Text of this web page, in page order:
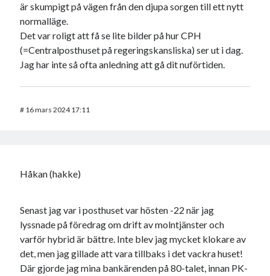
är skumpigt på vägen från den djupa sorgen till ett nytt
normalläge.
Det var roligt att få se lite bilder på hur CPH
(=Centralposthuset på regeringskansliska) ser ut i dag.
Jag har inte så ofta anledning att gå dit nuförtiden.
# 16 mars 2024 17:11
Håkan (hakke)
Senast jag var i posthuset var hösten -22 när jag
lyssnade på föredrag om drift av molntjänster och
varför hybrid är bättre. Inte blev jag mycket klokare av
det, men jag gillade att vara tillbaks i det vackra huset!
Där gjorde jag mina bankärenden på 80-talet, innan PK-